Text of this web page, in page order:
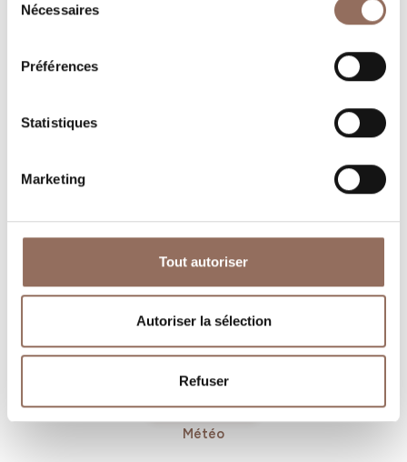
Nécessaires
Préférences
Statistiques
Marketing
Tout autoriser
Autoriser la sélection
Refuser
Où dormir Où manger
Operateurs du
Services
Météo